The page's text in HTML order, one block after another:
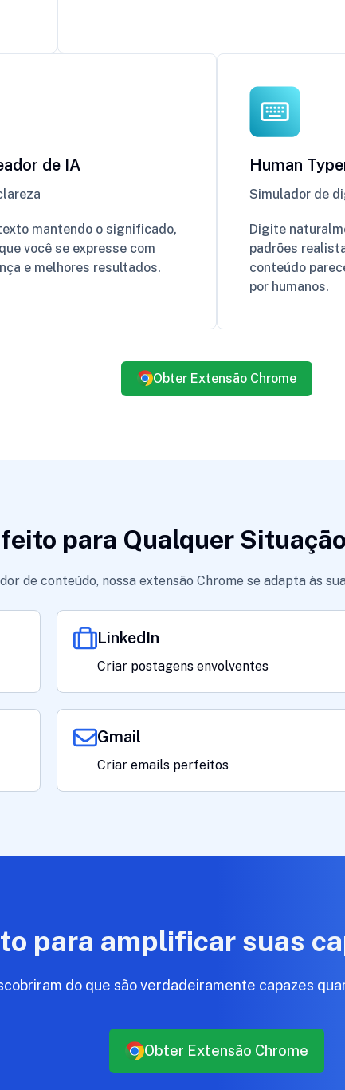
de IA
mantendo o significado,
você se expresse com
e melhores resultados.
Human
Simulador de
Digite
padrões
conteúdo
por humanos.
Obter Extensão Chrome
para Qualquer
de conteúdo, nossa extensão Chrome se adapta às
LinkedIn
Criar postagens envolventes
Gmail
Criar emails perfeitos
para amplificar suas
do que são verdadeiramente capazes
Obter Extensão Chrome